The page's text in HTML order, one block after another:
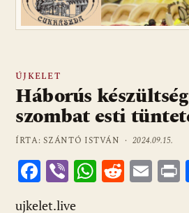
ÚJKELET
Háborús
szombat esti
ÍRTA: SZÁNTÓ ISTVÁN ·2024.09.15.
F
ac
Vi W R E
ujkelet.live